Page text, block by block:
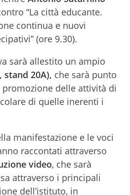
“La città educante.
continua e nuovi
(ore 9.30).
sarà allestito un ampio
stand 20A), che sarà punto
delle attività di
di quelle inerenti i
manifestazione e le voci
raccontati attraverso
video, che sarà
attraverso i principali
dell’istituto, in